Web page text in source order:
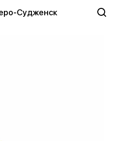
Судженск